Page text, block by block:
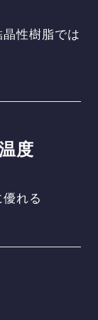
性樹脂では
度
れる